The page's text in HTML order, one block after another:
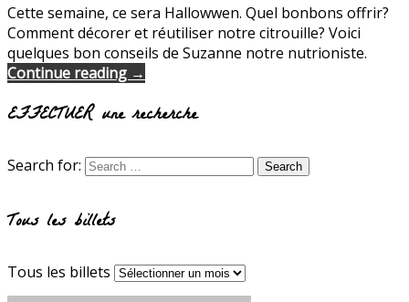
Cette semaine, ce sera Hallowwen. Quel bonbons offrir?
Comment décorer et réutiliser notre citrouille? Voici
quelques bon conseils de Suzanne notre nutrioniste.
Continue reading →
EFFECTUER une recherche
Search for:
Tous les billets
Tous les billets